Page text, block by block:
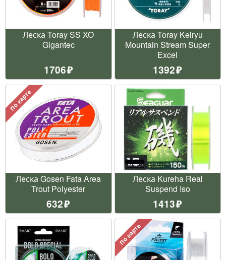
Леска Toray SS XO
Gigantec
1706
Леска Toray Keiryu
Mountain Stream Super
Excel
1392
По карте
Леска Gosen Fata Area
Trout Polyester
632
Леска Kureha Real
Suspend Iso
1413
По карте